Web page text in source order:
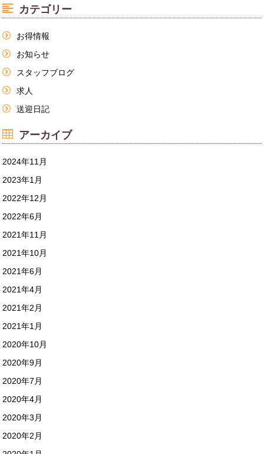
カテゴリー
お得情報
お知らせ
スタッフブログ
求人
送迎日記
アーカイブ
2024年11月
2023年1月
2022年12月
2022年6月
2021年11月
2021年10月
2021年6月
2021年4月
2021年2月
2021年1月
2020年10月
2020年9月
2020年7月
2020年4月
2020年3月
2020年2月